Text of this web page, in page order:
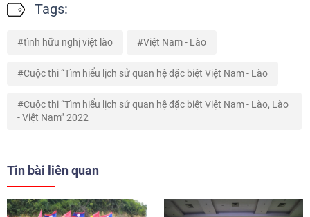
Tags:
tình hữu nghị việt lào Việt Nam - Lào
Cuộc thi “Tìm hiểu lịch sử quan hệ đặc biệt Việt Nam - Lào
Cuộc thi “Tìm hiểu lịch sử quan hệ đặc biệt Việt Nam - Lào, Lào
- Việt Nam” 2022
Tin bài liên quan